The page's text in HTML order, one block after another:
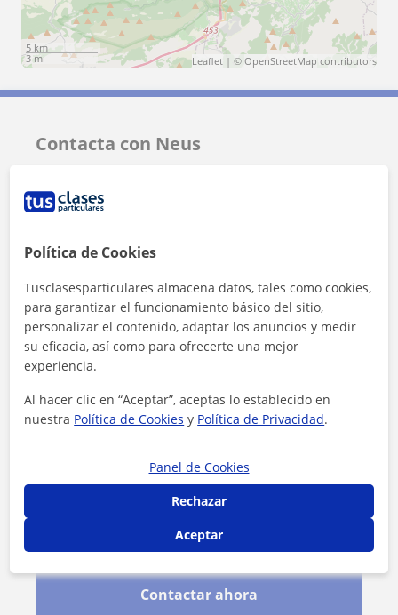
5 km
3 mi
Leaflet | © OpenStreetMap contributors
Contacta con Neus
Tarifa
Al hacer clic, aceptas nuestroaviso legal
Contactar ahora
Política de Cookies
Tusclasesparticulares almacena datos, tales como cookies,
para garantizar el funcionamiento básico del sitio,
personalizar el contenido, adaptar los anuncios y medir
su eficacia, así como para ofrecerte una mejor
experiencia.
Al hacer clic en “Aceptar”, aceptas lo establecido en
nuestra Política de Cookies y Política de Privacidad.
Panel de Cookies
Rechazar
Aceptar